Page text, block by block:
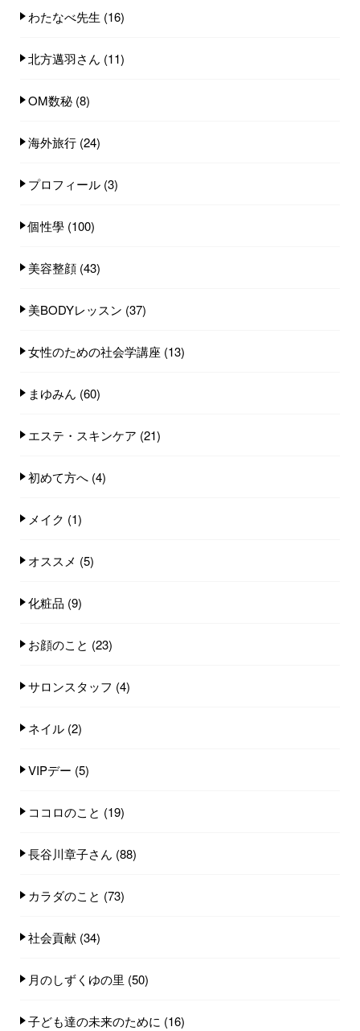
わたなべ先生 (16)
北方邁羽さん (11)
OM数秘 (8)
海外旅行 (24)
プロフィール (3)
個性學 (100)
美容整顔 (43)
美BODYレッスン (37)
女性のための社会学講座 (13)
まゆみん (60)
エステ・スキンケア (21)
初めて方へ (4)
メイク (1)
オススメ (5)
化粧品 (9)
お顔のこと (23)
サロンスタッフ (4)
ネイル (2)
VIPデー (5)
ココロのこと (19)
長谷川章子さん (88)
カラダのこと (73)
社会貢献 (34)
月のしずくゆの里 (50)
子ども達の未来のために (16)